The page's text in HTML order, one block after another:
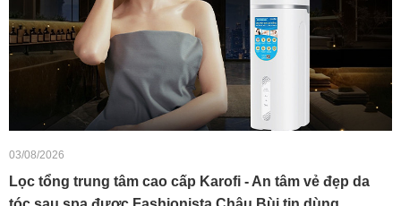
03/08/2026
Lọc tổng trung tâm cao cấp Karofi - An tâm vẻ đẹp da